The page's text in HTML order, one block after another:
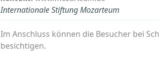
Internationale Stiftung Mozarteum
Im Anschluss können die Besucher bei
besichtigen.